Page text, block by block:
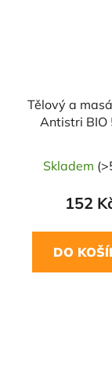
Tělový a
Antistri BIO
Skladem
152
DO